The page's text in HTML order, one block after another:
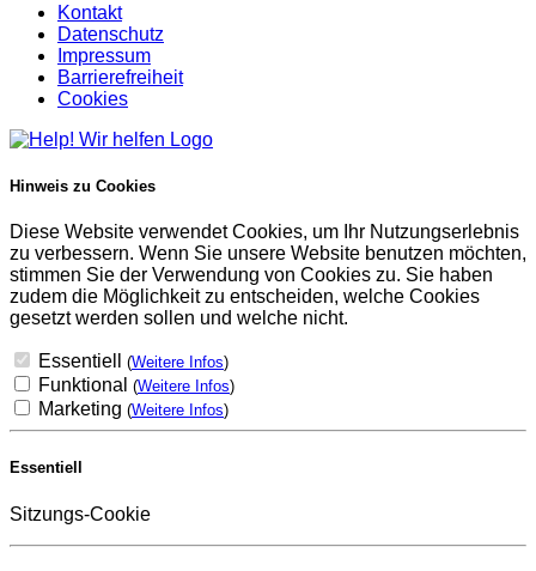
Kontakt
Datenschutz
Impressum
Barrierefreiheit
Cookies
Hinweis zu Cookies
Diese Website verwendet Cookies, um Ihr Nutzungserlebnis
zu verbessern. Wenn Sie unsere Website benutzen möchten,
stimmen Sie der Verwendung von Cookies zu. Sie haben
zudem die Möglichkeit zu entscheiden, welche Cookies
gesetzt werden sollen und welche nicht.
Essentiell (Weitere Infos)
Funktional (Weitere Infos)
Marketing (Weitere Infos)
Essentiell
Sitzungs-Cookie